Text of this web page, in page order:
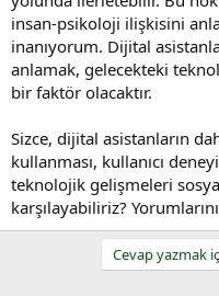
insan-psikoloji ilişkisini
inanıyorum. Dijital
anlamak, gelecekteki
bir faktör olacaktır.
Sizce, dijital asistanların
kullanması, kullanıcı
teknolojik gelişmeleri
karşılayabiliriz?
Cevap yazmak